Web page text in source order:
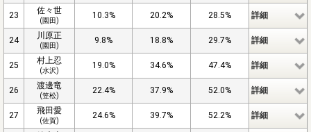
23 佐々世
(園田)
10.3% 20.2% 28.5% 詳細
24 川原正
(園田)
9.8% 18.8% 29.7% 詳細
25 村上忍
(水沢)
19.0% 34.6% 47.4% 詳細
26 渡邊竜
(笠松)
22.4% 37.9% 52.0% 詳細
27 飛田愛
(佐賀)
24.6% 39.7% 52.2% 詳細